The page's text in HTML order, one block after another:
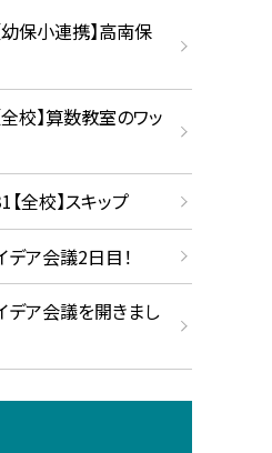
保小連携】高南保
校】算数教室のワッ
全校】スキップ
ア会議2日目！
デア会議を開きまし